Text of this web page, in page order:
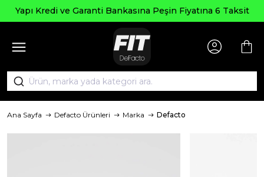
Yapı Kredi ve Garanti Bankasına Peşin Fiyatına 6 Taksit
Ana Sayfa Defacto Ürünleri Marka Defacto